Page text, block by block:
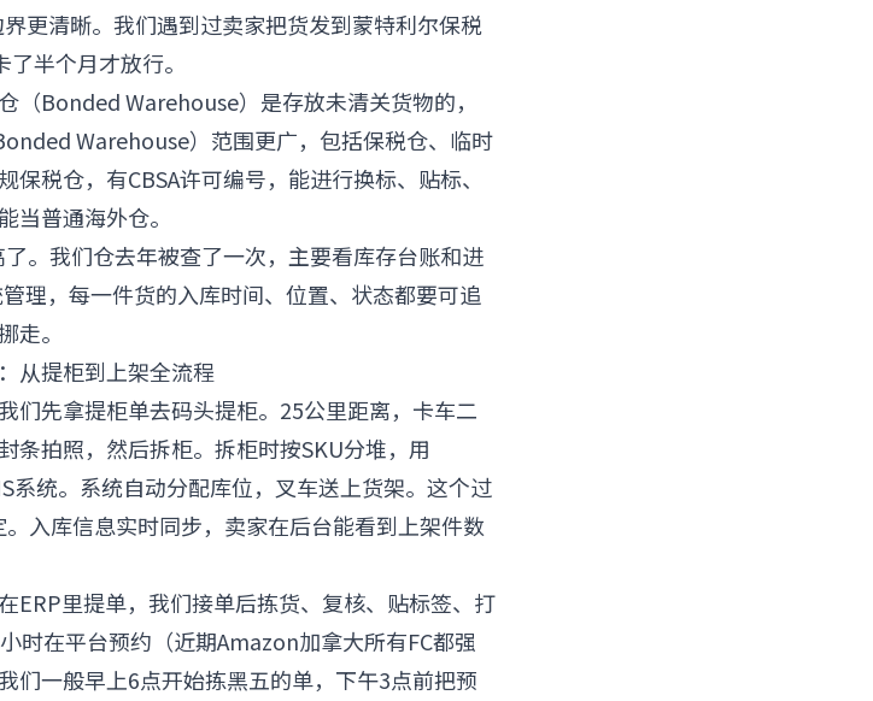
更清晰。我们遇到过卖家把货发到蒙特利尔保税
半个月才放行。
（Bonded Warehouse）是存放未清关货物的，
Warehouse）范围更广，包括保税仓、临时
税仓，有CBSA许可编号，能进行换标、贴标、
当普通海外仓。
。我们仓去年被查了一次，主要看库存台账和进
理，每一件货的入库时间、位置、状态都要可追
走。
从提柜到上架全流程
们先拿提柜单去码头提柜。25公里距离，卡车二
条拍照，然后拆柜。拆柜时按SKU分堆，用
统。系统自动分配库位，叉车送上货架。这个过
入库信息实时同步，卖家在后台能看到上架件数
ERP里提单，我们接单后拣货、复核、贴标签、打
时在平台预约（近期Amazon加拿大所有FC都强
们一般早上6点开始拣黑五的单，下午3点前把预